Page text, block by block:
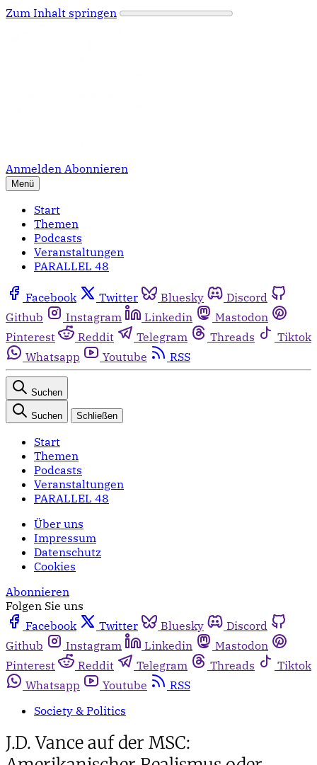
Zum Inhalt springen
Anmelden Abonnieren
Menü
Start
Themen
Podcasts
Veranstaltungen
PARALLEL 48
Facebook Twitter Bluesky
Discord
Github
Instagram Linkedin
Mastodon
Pinterest
Reddit Telegram Threads
Tiktok
Whatsapp
Youtube RSS
Suchen
Suchen Schließen
Start
Themen
Podcasts
Veranstaltungen
PARALLEL 48
Über uns
Impressum
Datenschutz
Cookies
Abonnieren
Folgen Sie uns
Facebook
Twitter Bluesky
Discord
Github
Instagram Linkedin
Mastodon
Pinterest
Reddit Telegram Threads
Tiktok
Whatsapp
Youtube
RSS
Society & Politics
J.D. Vance auf der MSC: